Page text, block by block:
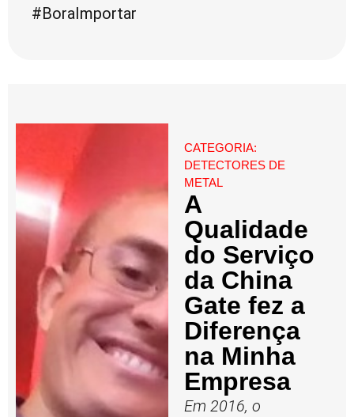
#BoraImportar
CATEGORIA:
DETECTORES DE
METAL
A
Qualidade
do Serviço
da China
Gate fez a
Diferença
na Minha
Empresa
Em 2016, o